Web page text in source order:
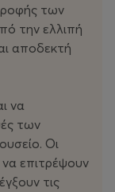
των
την ελλιπή
αποδεκτή
να
των
Οι
επιτρέψουν
τις